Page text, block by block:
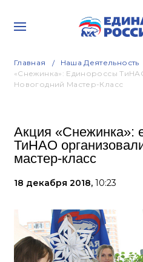
Главная Наша Деятельность
«Снежинка»: Единороссы
Новогодний Мастер-Класс
Акция «Снежинка»:
ТиНАО
мастер-класс
18 декабря 2018, 10:23